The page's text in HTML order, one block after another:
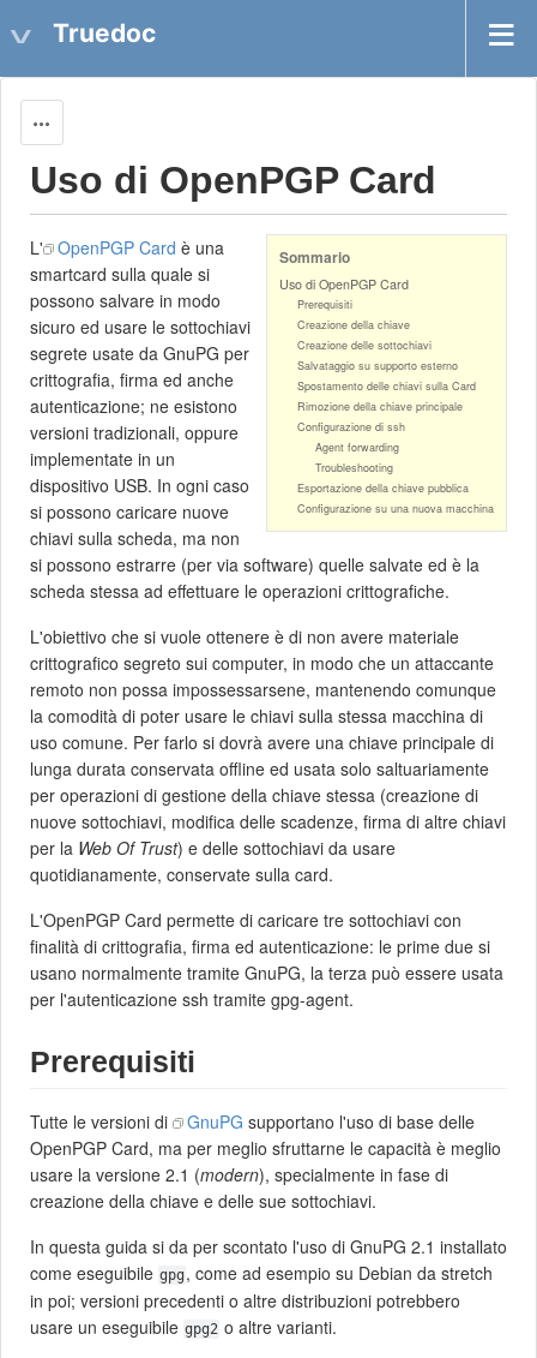
Truedoc
Uso di OpenPGP Card
Sommario
Uso di OpenPGP Card
Prerequisiti
Creazione della chiave
Creazione delle sottochiavi
Salvataggio su supporto esterno
Spostamento delle chiavi sulla Card
Rimozione della chiave principale
Configurazione di ssh
Agent forwarding
Troubleshooting
Esportazione della chiave pubblica
Configurazione su una nuova macchina
L' OpenPGP Card è una
smartcard sulla quale si
possono salvare in modo
sicuro ed usare le sottochiavi
segrete usate da GnuPG per
crittografia, firma ed anche
autenticazione; ne esistono
versioni tradizionali, oppure
implementate in un
dispositivo USB. In ogni caso
si possono caricare nuove
chiavi sulla scheda, ma non
si possono estrarre (per via software) quelle salvate ed è la
scheda stessa ad effettuare le operazioni crittografiche.
L'obiettivo che si vuole ottenere è di non avere materiale
crittografico segreto sui computer, in modo che un attaccante
remoto non possa impossessarsene, mantenendo comunque
la comodità di poter usare le chiavi sulla stessa macchina di
uso comune. Per farlo si dovrà avere una chiave principale di
lunga durata conservata offline ed usata solo saltuariamente
per operazioni di gestione della chiave stessa (creazione di
nuove sottochiavi, modifica delle scadenze, firma di altre chiavi
per la Web Of Trust) e delle sottochiavi da usare
quotidianamente, conservate sulla card.
L'OpenPGP Card permette di caricare tre sottochiavi con
finalità di crittografia, firma ed autenticazione: le prime due si
usano normalmente tramite GnuPG, la terza può essere usata
per l'autenticazione ssh tramite gpg-agent.
Prerequisiti
Tutte le versioni di GnuPG supportano l'uso di base delle
OpenPGP Card, ma per meglio sfruttarne le capacità è meglio
usare la versione 2.1 (modern), specialmente in fase di
creazione della chiave e delle sue sottochiavi.
In questa guida si da per scontato l'uso di GnuPG 2.1 installato
come eseguibile gpg , come ad esempio su Debian da stretch
in poi; versioni precedenti o altre distribuzioni potrebbero
usare un eseguibile gpg2 o altre varianti.